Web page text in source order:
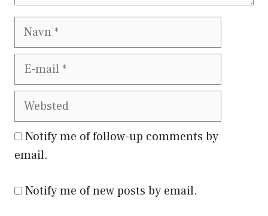
Notify me of follow-up comments by
email.
Notify me of new posts by email.